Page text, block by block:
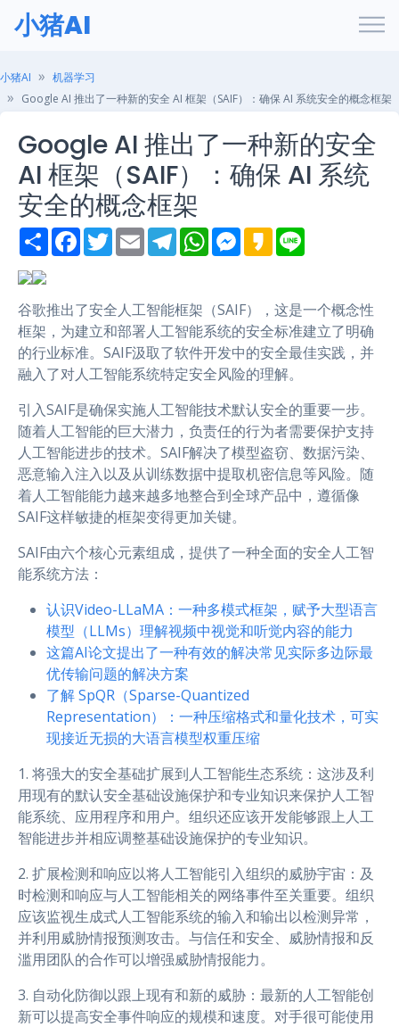
小猪AI
小猪AI
机器学习
Google AI 推出了一种新的安全 AI 框架（SAIF）：确保 AI 系统安全的概念框架
Google AI 推出了一种新的安全
AI 框架（SAIF）：确保 AI 系统
安全的概念框架
S
h
F
a
o
o
k
T
w
e
r
E
m
T
e
r
a
m
W
h
A
p
p
M
e
n
g
e
r
K
a
谷歌推出了安全人工智能框架（SAIF），这是一个概念性
框架，为建立和部署人工智能系统的安全标准建立了明确
的行业标准。SAIF汲取了软件开发中的安全最佳实践，并
融入了对人工智能系统特定安全风险的理解。
引入SAIF是确保实施人工智能技术默认安全的重要一步。
随着人工智能的巨大潜力，负责任的行为者需要保护支持
人工智能进步的技术。SAIF解决了模型盗窃、数据污染、
恶意输入注入以及从训练数据中提取机密信息等风险。随
着人工智能能力越来越多地整合到全球产品中，遵循像
SAIF这样敏捷的框架变得更加关键。
SAIF由六个核心元素组成，提供了一种全面的安全人工智
能系统方法：
认识Video-LLaMA：一种多模式框架，赋予大型语言
模型（LLMs）理解视频中视觉和听觉内容的能力
这篇AI论文提出了一种有效的解决常见实际多边际最
优传输问题的解决方案
了解 SpQR（Sparse-Quantized
Representation）：一种压缩格式和量化技术，可实
现接近无损的大语言模型权重压缩
1. 将强大的安全基础扩展到人工智能生态系统：这涉及利
用现有的默认安全基础设施保护和专业知识来保护人工智
能系统、应用程序和用户。组织还应该开发能够跟上人工
智能进步并相应调整基础设施保护的专业知识。
2. 扩展检测和响应以将人工智能引入组织的威胁宇宙：及
时检测和响应与人工智能相关的网络事件至关重要。组织
应该监视生成式人工智能系统的输入和输出以检测异常，
并利用威胁情报预测攻击。与信任和安全、威胁情报和反
滥用团队的合作可以增强威胁情报能力。
3. 自动化防御以跟上现有和新的威胁：最新的人工智能创
新可以提高安全事件响应的规模和速度。对手很可能使用